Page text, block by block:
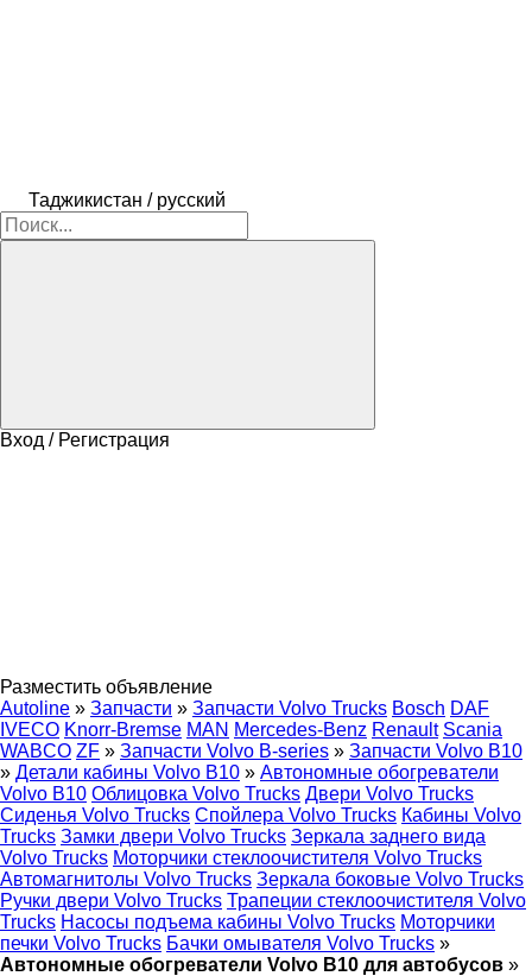
Таджикистан / русский
Вход / Регистрация
Разместить объявление
Autoline » Запчасти » Запчасти Volvo Trucks Bosch DAF
IVECO Knorr-Bremse MAN Mercedes-Benz Renault Scania
WABCO ZF » Запчасти Volvo B-series » Запчасти Volvo B10
» Детали кабины Volvo B10 » Автономные обогреватели
Volvo B10 Облицовка Volvo Trucks Двери Volvo Trucks
Сиденья Volvo Trucks Спойлера Volvo Trucks Кабины Volvo
Trucks Замки двери Volvo Trucks Зеркала заднего вида
Volvo Trucks Моторчики стеклоочистителя Volvo Trucks
Автомагнитолы Volvo Trucks Зеркала боковые Volvo Trucks
Ручки двери Volvo Trucks Трапеции стеклоочистителя Volvo
Trucks Насосы подъема кабины Volvo Trucks Моторчики
печки Volvo Trucks Бачки омывателя Volvo Trucks »
Автономные обогреватели Volvo B10 для автобусов »